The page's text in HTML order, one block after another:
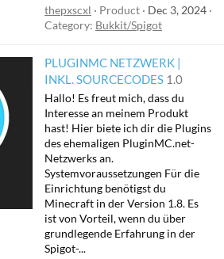
thepxscxl
Product
Dec 3, 2024
Category: Bukkit/Spigot
PLUGINMC NETZWERK |
INKL. SOURCECODES 1.0
Hallo! Es freut mich, dass du
Interesse an meinem Produkt
hast! Hier biete ich dir die Plugins
des ehemaligen PluginMC.net-
Netzwerks an.
Systemvoraussetzungen Für die
Einrichtung benötigst du
Minecraft in der Version 1.8. Es
ist von Vorteil, wenn du über
grundlegende Erfahrung in der
Spigot-...